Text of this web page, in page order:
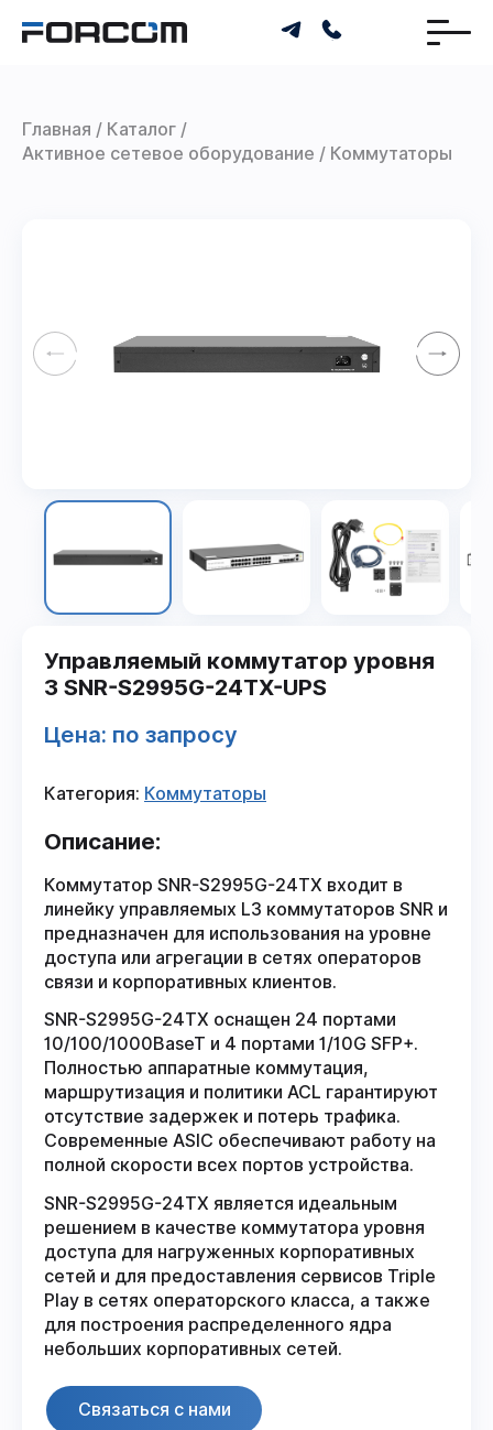
Главная
Каталог
Активное сетевое оборудование
Коммутаторы
Управляемый коммутатор уровня
3 SNR-S2995G-24TX-UPS
Цена: по запросу
Категория: Коммутаторы
Описание:
Коммутатор SNR-S2995G-24TX входит в
линейку управляемых L3 коммутаторов SNR и
предназначен для использования на уровне
доступа или агрегации в сетях операторов
связи и корпоративных клиентов.
SNR-S2995G-24TX оснащен 24 портами
10/100/1000BaseT и 4 портами 1/10G SFP+.
Полностью аппаратные коммутация,
маршрутизация и политики ACL гарантируют
отсутствие задержек и потерь трафика.
Современные ASIC обеспечивают работу на
полной скорости всех портов устройства.
SNR-S2995G-24TX является идеальным
решением в качестве коммутатора уровня
доступа для нагруженных корпоративных
сетей и для предоставления сервисов Triple
Play в сетях операторского класса, а также
для построения распределенного ядра
небольших корпоративных сетей.
Связаться с нами